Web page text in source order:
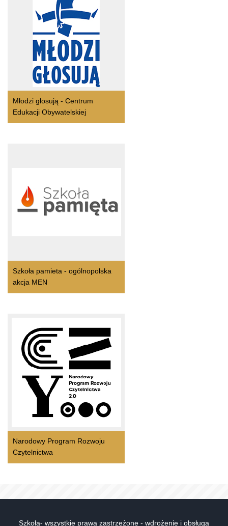
Młodzi głosują - Centrum
Edukacji Obywatelskiej
Szkoła pamieta - ogólnopolska
akcja MEN
Narodowy Program Rozwoju
Czytelnictwa
Szkoła- wszystkie prawa zastrzeżone - wdrożenie i obsługa